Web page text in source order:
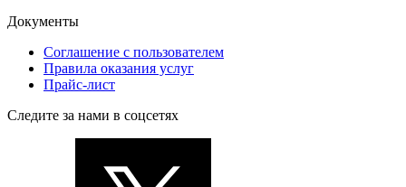
Документы
Соглашение с пользователем
Правила оказания услуг
Прайс-лист
Следите за нами в соцсетях